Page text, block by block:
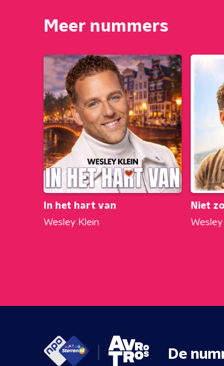
Meer nummers
In het hart van
Wesley Klein
Niet
Wesley
De